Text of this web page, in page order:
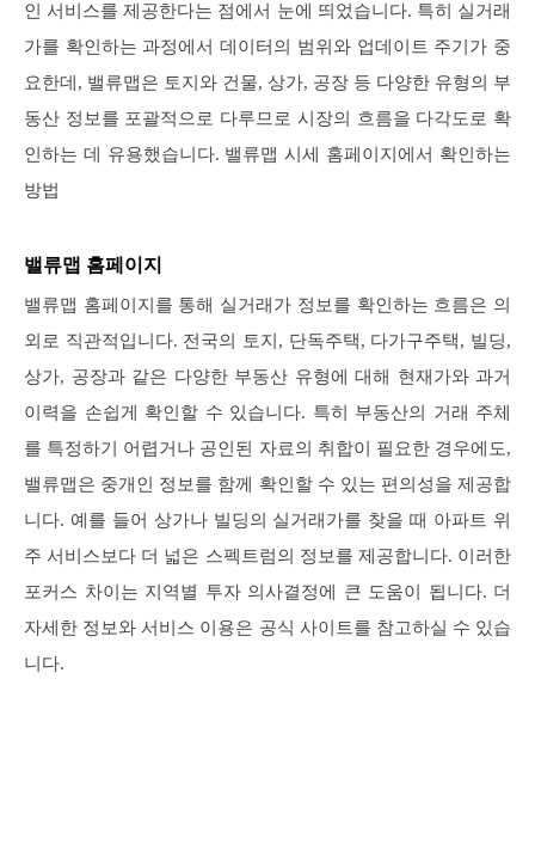
인 서비스를 제공한다는 점에서 눈에 띄었습니다. 특히 실거래
가를 확인하는 과정에서 데이터의 범위와 업데이트 주기가 중
요한데, 밸류맵은 토지와 건물, 상가, 공장 등 다양한 유형의 부
동산 정보를 포괄적으로 다루므로 시장의 흐름을 다각도로 확
인하는 데 유용했습니다. 밸류맵 시세 홈페이지에서 확인하는
방법
밸류맵 홈페이지
밸류맵 홈페이지를 통해 실거래가 정보를 확인하는 흐름은 의
외로 직관적입니다. 전국의 토지, 단독주택, 다가구주택, 빌딩,
상가, 공장과 같은 다양한 부동산 유형에 대해 현재가와 과거
이력을 손쉽게 확인할 수 있습니다. 특히 부동산의 거래 주체
를 특정하기 어렵거나 공인된 자료의 취합이 필요한 경우에도,
밸류맵은 중개인 정보를 함께 확인할 수 있는 편의성을 제공합
니다. 예를 들어 상가나 빌딩의 실거래가를 찾을 때 아파트 위
주 서비스보다 더 넓은 스펙트럼의 정보를 제공합니다. 이러한
포커스 차이는 지역별 투자 의사결정에 큰 도움이 됩니다. 더
자세한 정보와 서비스 이용은 공식 사이트를 참고하실 수 있습
니다.